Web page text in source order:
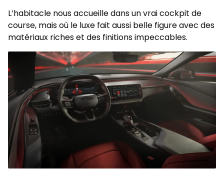
L’habitacle nous accueille dans un vrai cockpit de
course, mais où le luxe fait aussi belle figure avec des
matériaux riches et des finitions impeccables.